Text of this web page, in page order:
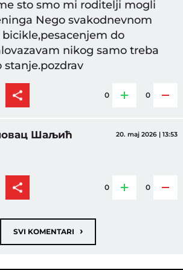
sto smo mi roditelji mogli
Nego svakodnevnom
do
nikog samo treba
stanje.pozdrav
0 0
Шаљић 20. maj 2026 | 13:53
0 0
SVI KOMENTARI ›